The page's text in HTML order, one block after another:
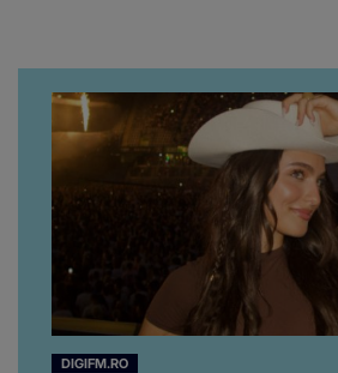
vine
asta!
ar fi
DIGIFM.RO